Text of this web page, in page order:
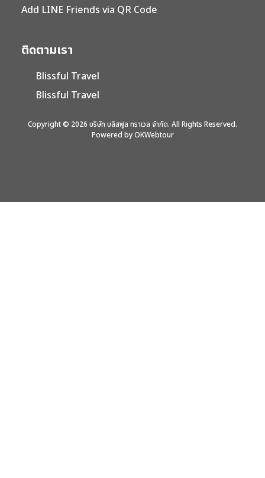
Add LINE Friends via QR Code
ติดตามเรา
Blissful Travel
Blissful Travel
Copyright © 2026 บริษัท บลิสฟูล ทราเวล จำกัด. All Rights Reserved.
Powered by OKWebtour